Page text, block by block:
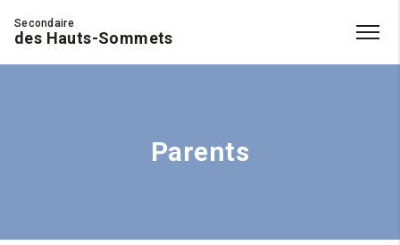
Secondaire
des Hauts-Sommets
Parents